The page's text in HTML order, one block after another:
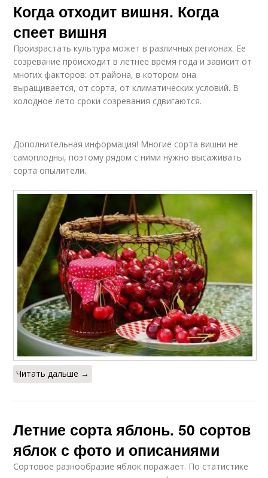
Когда отходит вишня. Когда
спеет вишня
Произрастать культура может в различных регионах. Ее
созревание происходит в летнее время года и зависит от
многих факторов: от района, в котором она
выращивается, от сорта, от климатических условий. В
холодное лето сроки созревания сдвигаются.
Дополнительная информация! Многие сорта вишни не
самоплодны, поэтому рядом с ними нужно высаживать
сорта опылители.
Читать дальше →
Летние сорта яблонь. 50 сортов
яблок с фото и описаниями
Сортовое разнообразие яблок поражает. По статистике